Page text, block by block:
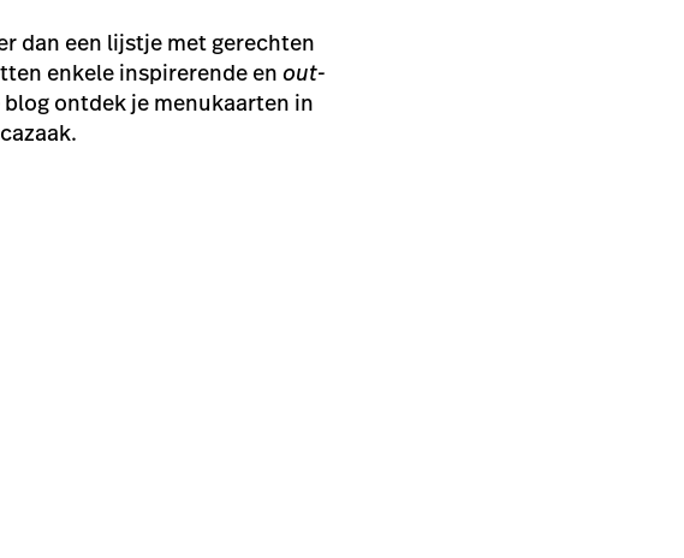
dan een lijstje met gerechten
enkele inspirerende enout-
ontdek je menukaarten in